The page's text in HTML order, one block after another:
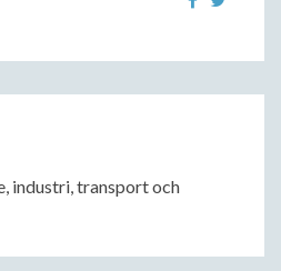
industri, transport och